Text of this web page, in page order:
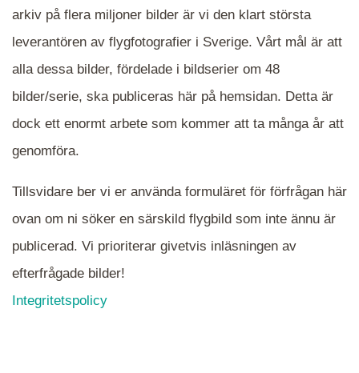
När du ser blåa, röda eller gröna mappar är det
närmare det område Du söker och klicka på
mappen.
arkiv på flera miljoner bilder är vi den klart största
leverantören av flygfotografier i Sverige. Vårt mål är att
alla dessa bilder, fördelade i bildserier om 48
bilder/serie, ska publiceras här på hemsidan. Detta är
dock ett enormt arbete som kommer att ta många år att
genomföra.
Tillsvidare ber vi er använda formuläret för förfrågan här
ovan om ni söker en särskild flygbild som inte ännu är
publicerad. Vi prioriterar givetvis inläsningen av
efterfrågade bilder!
Integritetspolicy